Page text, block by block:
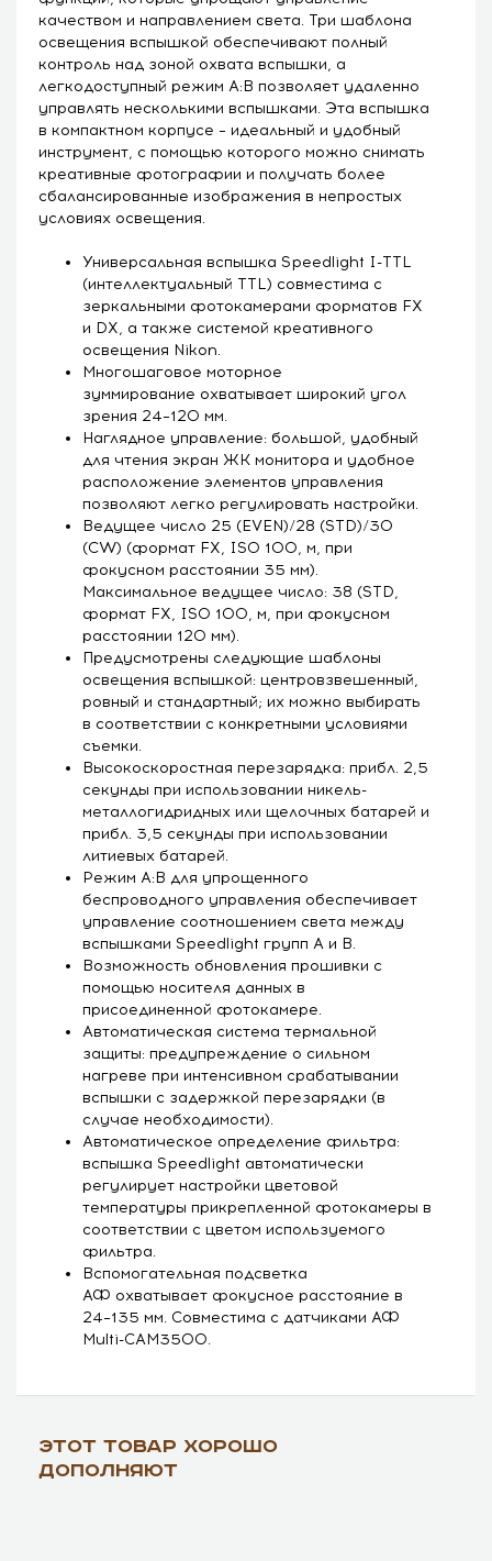
качеством и направлением света. Три шаблона
освещения вспышкой обеспечивают полный
контроль над зоной охвата вспышки, а
легкодоступный режим A:B позволяет удаленно
управлять несколькими вспышками. Эта вспышка
в компактном корпусе – идеальный и удобный
инструмент, с помощью которого можно снимать
креативные фотографии и получать более
сбалансированные изображения в непростых
условиях освещения.
Универсальная вспышка Speedlight I-TTL
(интеллектуальный TTL) совместима с
зеркальными фотокамерами форматов FX
и DX, а также системой креативного
освещения Nikon.
Многошаговое моторное
зуммирование охватывает широкий угол
зрения 24–120 мм.
Наглядное управление: большой, удобный
для чтения экран ЖК монитора и удобное
расположение элементов управления
позволяют легко регулировать настройки.
Ведущее число 25 (EVEN)/28 (STD)/30
(CW) (формат FX, ISO 100, м, при
фокусном расстоянии 35 мм).
Максимальное ведущее число: 38 (STD,
формат FX, ISO 100, м, при фокусном
расстоянии 120 мм).
Предусмотрены следующие шаблоны
освещения вспышкой: центровзвешенный,
ровный и стандартный; их можно выбирать
в соответствии с конкретными условиями
съемки.
Высокоскоростная перезарядка: прибл. 2,5
секунды при использовании никель-
металлогидридных или щелочных батарей и
прибл. 3,5 секунды при использовании
литиевых батарей.
Режим A:B для упрощенного
беспроводного управления обеспечивает
управление соотношением света между
вспышками Speedlight групп A и B.
Возможность обновления прошивки с
помощью носителя данных в
присоединенной фотокамере.
Автоматическая система термальной
защиты: предупреждение о сильном
нагреве при интенсивном срабатывании
вспышки с задержкой перезарядки (в
случае необходимости).
Автоматическое определение фильтра:
вспышка Speedlight автоматически
регулирует настройки цветовой
температуры прикрепленной фотокамеры в
соответствии с цветом используемого
фильтра.
Вспомогательная подсветка
АФ охватывает фокусное расстояние в
24–135 мм. Совместима с датчиками АФ
Multi-CAM3500.
Этот товар хорошо
дополняют